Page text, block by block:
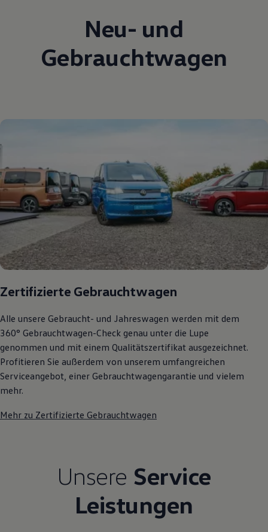
Neu- und
Gebrauchtwagen
Zertifizierte Gebrauchtwagen
Alle unsere Gebraucht- und Jahreswagen werden mit dem
360° Gebrauchtwagen-Check genau unter die Lupe
genommen und mit einem Qualitätszertifikat ausgezeichnet.
Profitieren Sie außerdem von unserem umfangreichen
Serviceangebot, einer Gebrauchtwagengarantie und vielem
mehr.
Mehr zu Zertifizierte Gebrauchtwagen
Unsere Service
Leistungen